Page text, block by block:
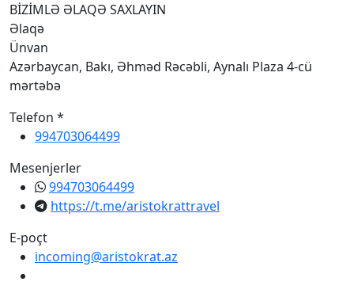
BİZİMLƏ ƏLAQƏ SAXLAYIN
Əlaqə
Ünvan
Azərbaycan, Bakı, Əhməd Rəcəbli, Aynalı Plaza 4-cü
mərtəbə
Telefon *
994703064499
Mesenjerler
994703064499
https://t.me/aristokrattravel
E-poçt
incoming@aristokrat.az